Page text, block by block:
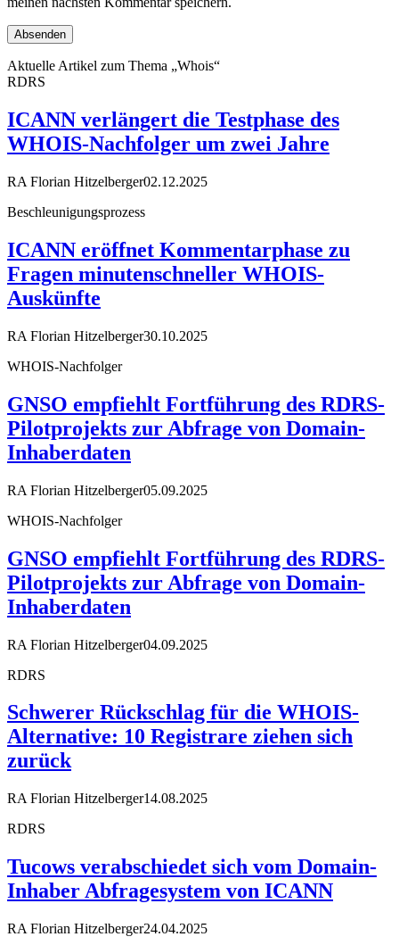
Aktuelle Artikel zum Thema „Whois“
RDRS
ICANN verlängert die Testphase des
WHOIS-Nachfolger um zwei Jahre
RA Florian Hitzelberger02.12.2025
Beschleunigungsprozess
ICANN eröffnet Kommentarphase zu
Fragen minutenschneller WHOIS-
Auskünfte
RA Florian Hitzelberger30.10.2025
WHOIS-Nachfolger
GNSO empfiehlt Fortführung des RDRS-
Pilotprojekts zur Abfrage von Domain-
Inhaberdaten
RA Florian Hitzelberger05.09.2025
WHOIS-Nachfolger
GNSO empfiehlt Fortführung des RDRS-
Pilotprojekts zur Abfrage von Domain-
Inhaberdaten
RA Florian Hitzelberger04.09.2025
RDRS
Schwerer Rückschlag für die WHOIS-
Alternative: 10 Registrare ziehen sich
zurück
RA Florian Hitzelberger14.08.2025
RDRS
Tucows verabschiedet sich vom Domain-
Inhaber Abfragesystem von ICANN
RA Florian Hitzelberger24.04.2025